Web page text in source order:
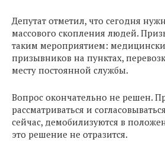
Депутат отметил, что сегодня
массового скопления людей.
таким мероприятием:
призывников на пунктах,
месту постоянной службы.
Вопрос окончательно не решен.
рассматриваться и
сейчас, демобилизуются в
это решение не отразится.